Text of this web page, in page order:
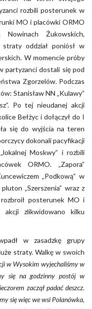
rozbili posterunek w
MO i placówki ORMO
Nowinach Żukowskich,
oddział poniósł w
W momencie próby
partyzanci dostali się pod
Zgorzelów. Podczas
Stanisław NN „Kulawy”
Po tej nieudanej akcji
Bełżyc i dołączył do I
się do wyjścia na teren
dokonali pacyfikacji
Moskwy” i rozbili
ORMO. „Zapora”
„Podkową” w
„Szerszenia” wraz z
posterunek MO i
zlikwidowano kilku
w zasadzkę grupy
straty. Walkę w swoich
w Wysokim wyjechaliśmy w
się na godzinny postój w
zaczął padać deszcz.
się więc we wsi Polanówka,